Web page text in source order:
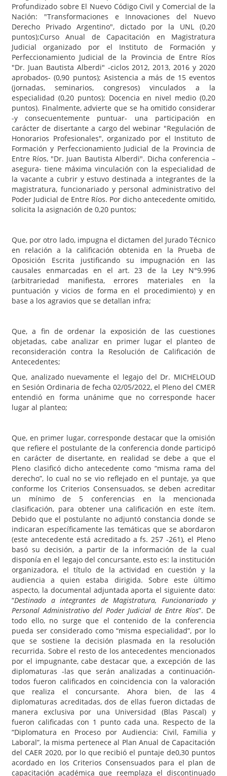
Profundizado sobre El Nuevo Código Civil y Comercial de la
Nación: "Transformaciones e Innovaciones del Nuevo
Derecho Privado Argentino", dictado por la UNL (0,20
puntos);Curso Anual de Capacitación en Magistratura
Judicial organizado por el Instituto de Formación y
Perfeccionamiento Judicial de la Provincia de Entre Ríos
"Dr. Juan Bautista Alberdi" -ciclos 2012, 2013, 2016 y 2020
aprobados- (0,90 puntos); Asistencia a más de 15 eventos
(jornadas, seminarios, congresos) vinculados a la
especialidad (0,20 puntos); Docencia en nivel medio (0,20
puntos). Finalmente, advierte que se ha omitido considerar
-y consecuentemente puntuar- una participación en
carácter de disertante a cargo del webinar "Regulación de
Honorarios Profesionales", organizado por el Instituto de
Formación y Perfeccionamiento Judicial de la Provincia de
Entre Ríos, "Dr. Juan Bautista Alberdi". Dicha conferencia –
asegura- tiene máxima vinculación con la especialidad de
la vacante a cubrir y estuvo destinada a integrantes de la
magistratura, funcionariado y personal administrativo del
Poder Judicial de Entre Ríos. Por dicho antecedente omitido,
solicita la asignación de 0,20 puntos;
Que, por otro lado, impugna el dictamen del Jurado Técnico
en relación a la calificación obtenida en la Prueba de
Oposición Escrita justificando su impugnación en las
causales enmarcadas en el art. 23 de la Ley N°9.996
(arbitrariedad manifiesta, errores materiales en la
puntuación y vicios de forma en el procedimiento) y en
base a los agravios que se detallan infra;
Que, a fin de ordenar la exposición de las cuestiones
objetadas, cabe analizar en primer lugar el planteo de
reconsideración contra la Resolución de Calificación de
Antecedentes;
Que, analizado nuevamente el legajo del Dr. MICHELOUD
en Sesión Ordinaria de fecha 02/05/2022, el Pleno del CMER
entendió en forma unánime que no corresponde hacer
lugar al planteo;
Que, en primer lugar, corresponde destacar que la omisión
que refiere el postulante de la conferencia donde participó
en carácter de disertante, en realidad se debe a que el
Pleno clasificó dicho antecedente como “misma rama del
derecho”, lo cual no se vio reflejado en el puntaje, ya que
conforme los Criterios Consensuados, se deben acreditar
un mínimo de 5 conferencias en la mencionada
clasificación, para obtener una calificación en este ítem.
Debido que el postulante no adjuntó constancia donde se
indicaran específicamente las temáticas que se abordaron
(este antecedente está acreditado a fs. 257 -261), el Pleno
basó su decisión, a partir de la información de la cual
disponía en el legajo del concursante, esto es: la institución
organizadora, el título de la actividad en cuestión y la
audiencia a quien estaba dirigida. Sobre este último
aspecto, la documental adjuntada aporta el siguiente dato:
“Destinado a integrantes de Magistratura, Funcionariado y
Personal Administrativo del Poder Judicial de Entre Ríos”. De
todo ello, no surge que el contenido de la conferencia
pueda ser considerado como “misma especialidad”, por lo
que se sostiene la decisión plasmada en la resolución
recurrida. Sobre el resto de los antecedentes mencionados
por el impugnante, cabe destacar que, a excepción de las
diplomaturas -las que serán analizadas a continuación-
todos fueron calificados en coincidencia con la valoración
que realiza el concursante. Ahora bien, de las 4
diplomaturas acreditadas, dos de ellas fueron dictadas de
manera exclusiva por una Universidad (Blas Pascal) y
fueron calificadas con 1 punto cada una. Respecto de la
“Diplomatura en Proceso por Audiencia: Civil, Familia y
Laboral”, la misma pertenece al Plan Anual de Capacitación
del CAER 2020, por lo que recibió el puntaje de0,30 puntos
acordado en los Criterios Consensuados para el plan de
capacitación académica que reemplaza el discontinuado